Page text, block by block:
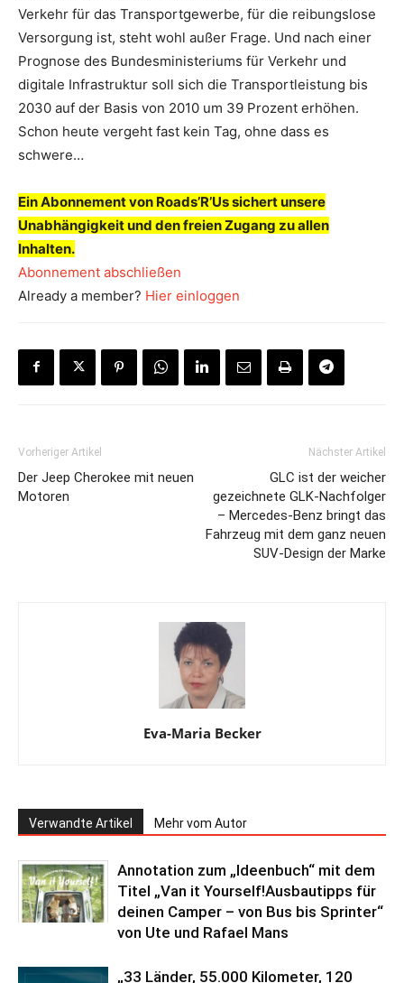
Verkehr für das Transportgewerbe, für die reibungslose
Versorgung ist, steht wohl außer Frage. Und nach einer
Prognose des Bundesministeriums für Verkehr und
digitale Infrastruktur soll sich die Transportleistung bis
2030 auf der Basis von 2010 um 39 Prozent erhöhen.
Schon heute vergeht fast kein Tag, ohne dass es
schwere…
Ein Abonnement von Roads’R’Us sichert unsere
Unabhängigkeit und den freien Zugang zu allen
Inhalten.
Abonnement abschließen
Already a member? Hier einloggen
Vorheriger Artikel
Der Jeep Cherokee mit neuen
Motoren
Nächster Artikel
GLC ist der weicher
gezeichnete GLK-Nachfolger
– Mercedes-Benz bringt das
Fahrzeug mit dem ganz neuen
SUV-Design der Marke
Eva-Maria Becker
Verwandte Artikel Mehr vom Autor
Annotation zum „Ideenbuch“ mit dem
Titel „Van it Yourself!Ausbautipps für
deinen Camper – von Bus bis Sprinter“
von Ute und Rafael Mans
„33 Länder, 55.000 Kilometer, 120